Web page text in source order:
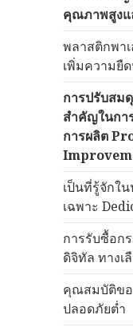
คุณภาพสูงแ
พลาสติกพา
เพิ่มความยื
การปรับสม
สำคัญในกา
การผลิต
เป็นที่รู้จักใ
เฉพาะ
การรับซื้อก
ดิจิทัล ทาง
คุณสมบัติขอ
ปลอดภัยต่ำ